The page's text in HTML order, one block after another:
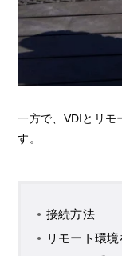
一方で、VDIとリモ
す。
接続方法
リモート環